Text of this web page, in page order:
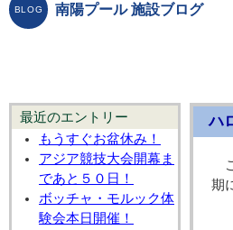
南陽プール 施設ブログ
最近のエントリー
もうすぐお盆休み！
アジア競技大会開幕ま
であと５０日！
ボッチャ・モルック体
験会本日開催！
ハ
期